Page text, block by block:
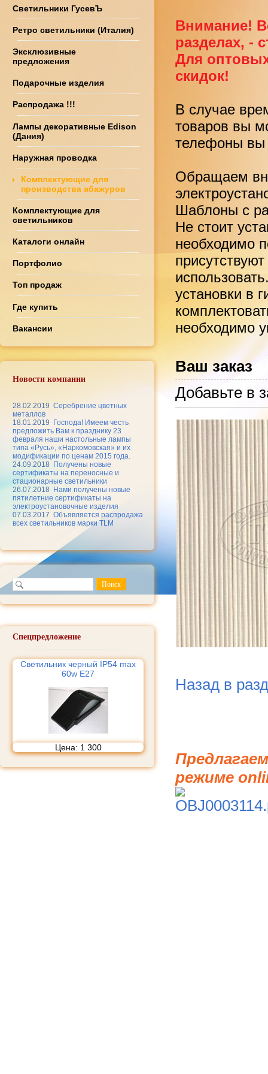
Светильники ГусевЪ
Ретро светильники (Италия)
Эксклюзивные
предложения
Подарочные изделия
Распродажа !!!
Лампы декоративные Edison
(Дания)
Наружная проводка
Комплектующие для
производства абажуров
Комплектующие для
светильников
Каталоги онлайн
Портфолио
Топ продаж
Где купить
Вакансии
Новости компании
28.02.2019 Серебрение цветных
металлов
18.01.2019
Господа! Имеем честь
предложить Вам к празднику 23
февраля наши настольные лампы
типа «Русь», «Наркомовская» и их
модификации по ценам 2015 года.
24.09.2018
Получены новые
сертификаты на переносные и
стационарные светильники
26.07.2018
Нами получены новые
пятилетние сертификаты на
электроустановочные изделия
07.03.2017 Объявляется распродажа
всех светильников марки TLM
Спецпредложение
Светильник черный IP54 max
60w E27
Цена: 1 300
Внимание!
разделах, -
Для
скидок!
В случае
товаров вы
телефоны вы
Обращаем
Шаблоны с
Не стоит
необходимо
установки в
необходимо
Ваш заказ
Добавьте в
Назад в
режиме